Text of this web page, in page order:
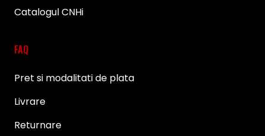
Catalogul CNHi
FAQ
Pret si modalitati de plata
Livrare
Returnare